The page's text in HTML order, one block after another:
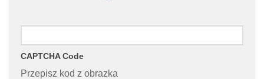
CAPTCHA Code
Przepisz kod z obrazka